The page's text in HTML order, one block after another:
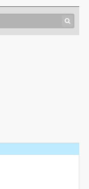
Fredrica Christina Linder